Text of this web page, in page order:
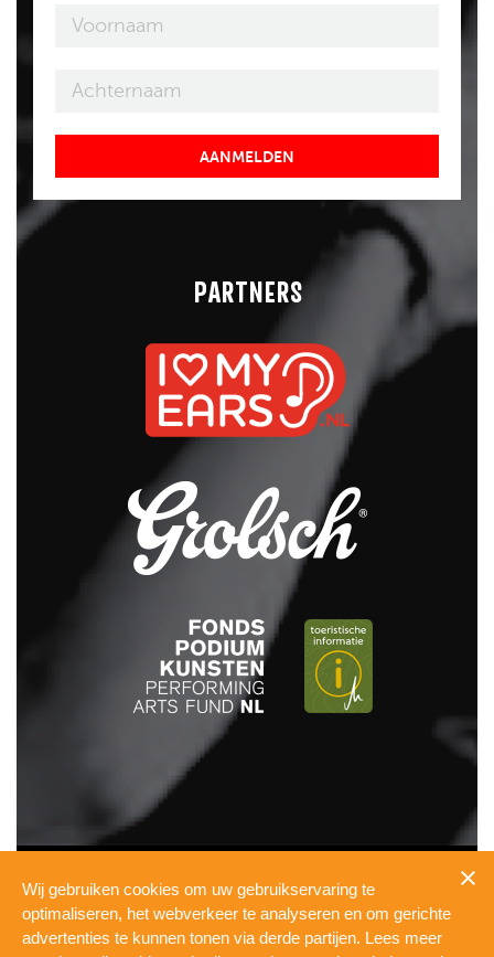
AANMELDEN
PARTNERS
INFO
PRESSKIT
TECHNICAL
Wij gebruiken cookies om uw gebruikservaring te
optimaliseren, het webverkeer te analyseren en om gerichte
advertenties te kunnen tonen via derde partijen. Lees meer